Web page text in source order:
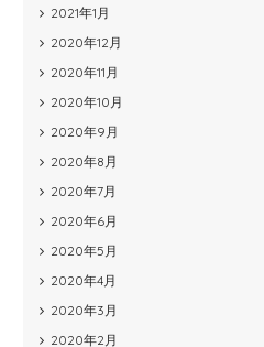
2021年1月
2020年12月
2020年11月
2020年10月
2020年9月
2020年8月
2020年7月
2020年6月
2020年5月
2020年4月
2020年3月
2020年2月